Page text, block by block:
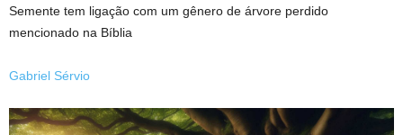
Semente tem ligação com um gênero de árvore perdido
mencionado na Bíblia
Gabriel Sérvio